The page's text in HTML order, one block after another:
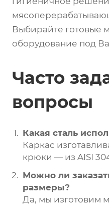
Выбирайте готовые
оборудование под
Часто
вопросы
Какая сталь
Каркас
крюки — из AISI
Можно ли
размеры?
Да, мы изготовим